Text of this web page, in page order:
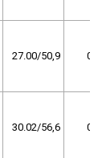
27.00/50,9 0
30.02/56,6 0